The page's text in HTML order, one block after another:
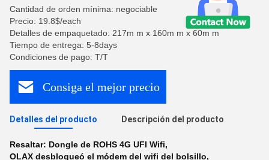
Cantidad de orden mínima: negociable
Precio: 19.8$/each
Detalles de empaquetado: 217m m x 160m m x 60m m
Tiempo de entrega: 5-8days
Condiciones de pago: T/T
Consiga el mejor precio
Detalles del producto Descripción del producto
Resaltar: Dongle de ROHS 4G UFI Wifi,
OLAX desbloqueó el módem del wifi del bolsillo,